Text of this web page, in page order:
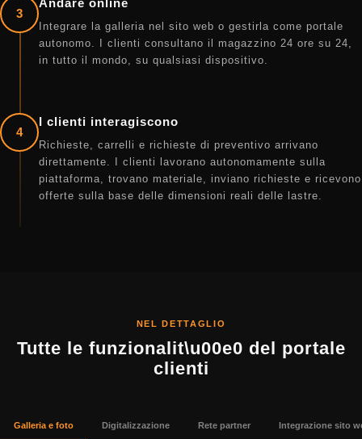
3
Integrare la galleria nel sito web o gestirla come portale
autonomo. I clienti consultano il magazzino 24 ore su 24,
in tutto il mondo, su qualsiasi dispositivo.
4
I clienti interagiscono
Richieste, carrelli e richieste di preventivo arrivano
direttamente. I clienti lavorano autonomamente sulla
piattaforma, trovano materiale, inviano richieste e ricevono
offerte sulla base delle dimensioni reali delle lastre.
NEL DETTAGLIO
Tutte le funzionalit\u00e0 del portale
clienti
Galleria e foto Digitalizzazione Rete partner Integrazione sito